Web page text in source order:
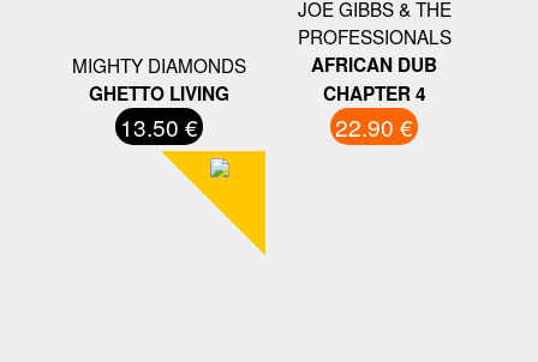
MIGHTY DIAMONDS
GHETTO LIVING
13.50 €
JOE GIBBS & THE
PROFESSIONALS
AFRICAN DUB
CHAPTER 4
22.90 €